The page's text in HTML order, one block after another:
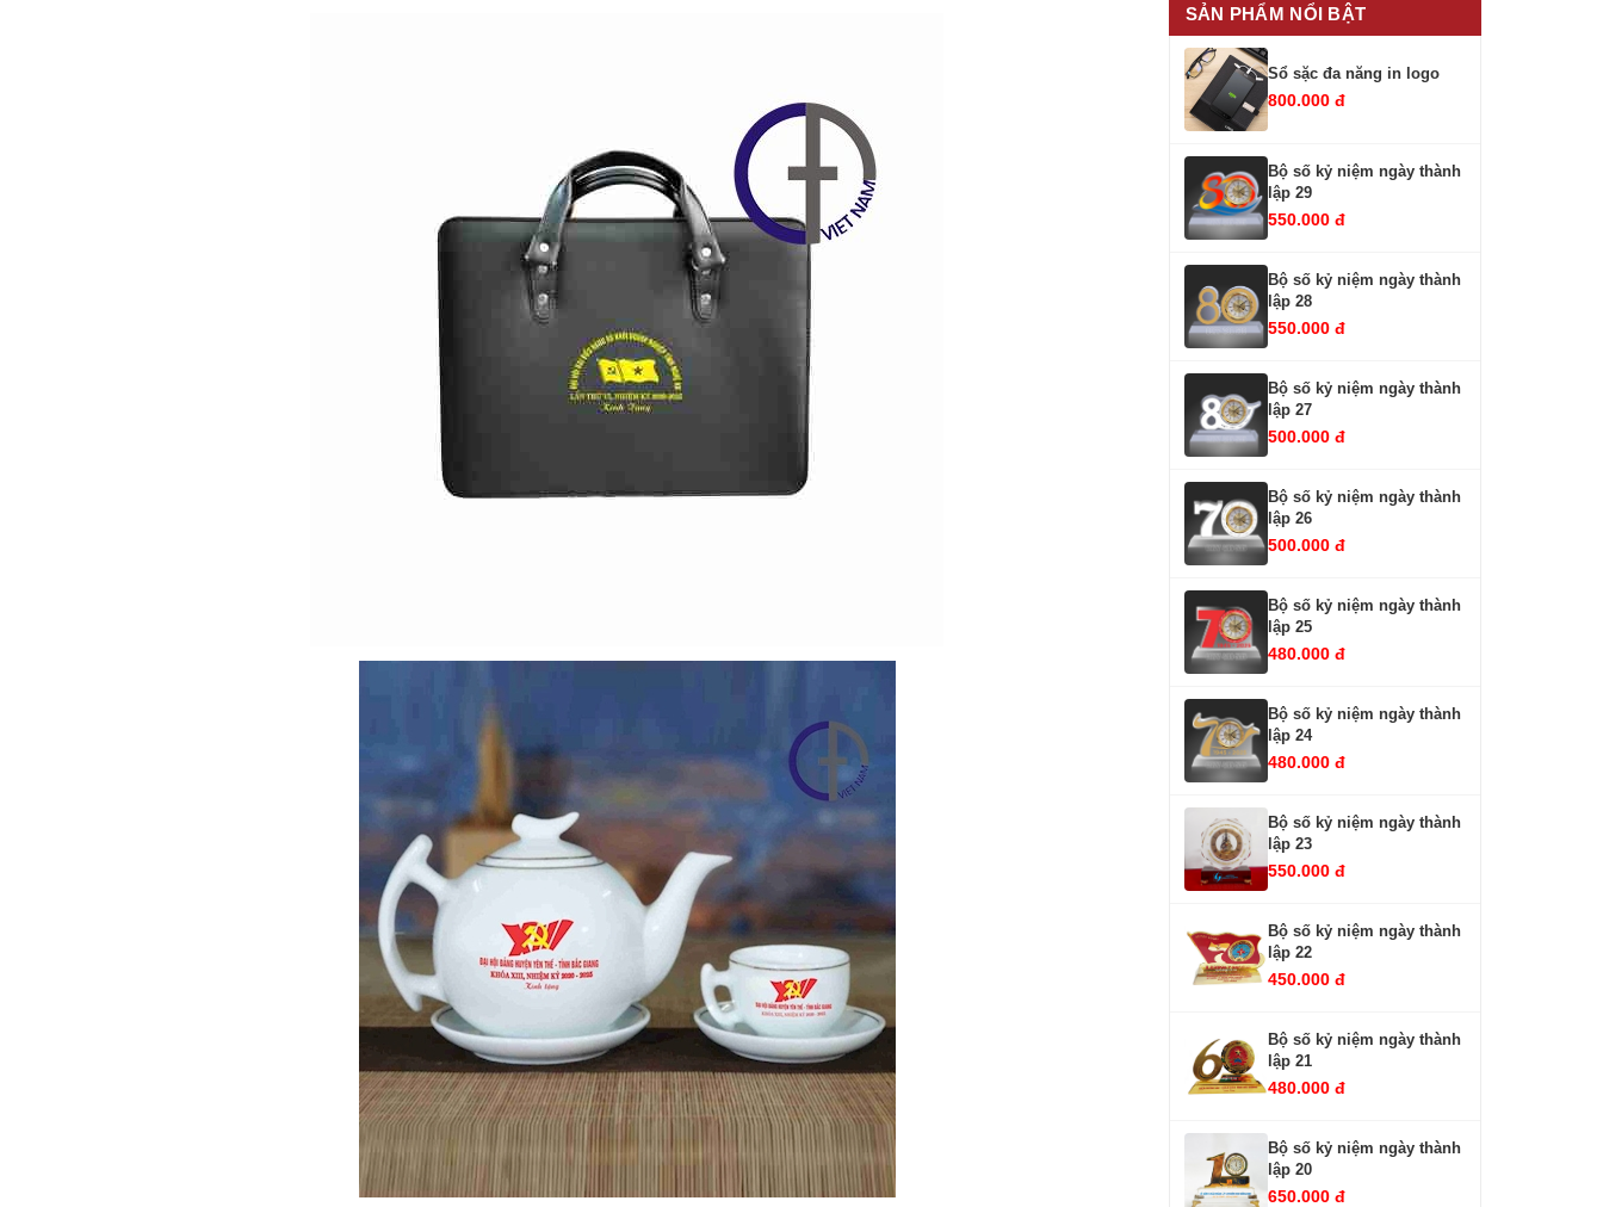
SẢN PHẨM NỔI BẬT
Sổ sặc đa năng in logo
800.000 đ
Bộ số kỷ niệm ngày thành
lập 29
550.000 đ
Bộ số kỷ niệm ngày thành
lập 28
550.000 đ
Bộ số kỷ niệm ngày thành
lập 27
500.000 đ
Bộ số kỷ niệm ngày thành
lập 26
500.000 đ
Bộ số kỷ niệm ngày thành
lập 25
480.000 đ
Bộ số kỷ niệm ngày thành
lập 24
480.000 đ
Bộ số kỷ niệm ngày thành
lập 23
550.000 đ
Bộ số kỷ niệm ngày thành
lập 22
450.000 đ
Bộ số kỷ niệm ngày thành
lập 21
480.000 đ
Bộ số kỷ niệm ngày thành
lập 20
650.000 đ